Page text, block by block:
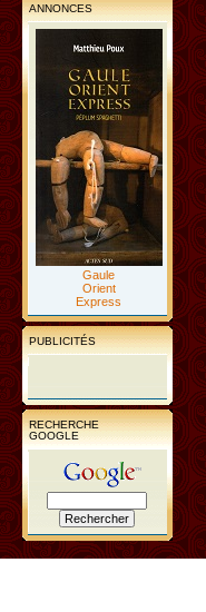
ANNONCES
Gaule
Orient
Express
PUBLICITÉS
RECHERCHE
GOOGLE